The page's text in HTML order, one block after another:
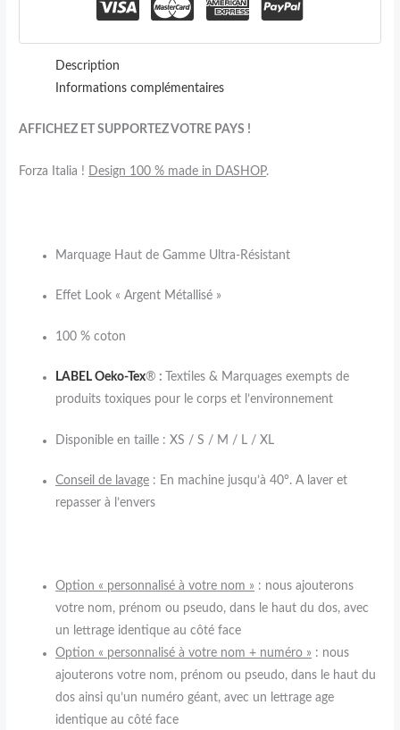
Description
Informations complémentaires
AFFICHEZ ET SUPPORTEZ VOTRE PAYS !
Forza Italia ! Design 100 % made in DASHOP.
Marquage Haut de Gamme Ultra-Résistant
Effet Look « Argent Métallisé »
100 % coton
LABEL Oeko-Tex® :
Textiles & Marquages exempts de
produits toxiques pour le corps et l’environnement
Disponible en taille : XS / S / M / L / XL
Conseil de lavage : En machine jusqu’à 40°. A laver et
repasser à l’envers
Option « personnalisé à votre nom » : nous ajouterons
votre nom, prénom ou pseudo, dans le haut du dos, avec
un lettrage identique au côté face
Option « personnalisé à votre nom + numéro » : nous
ajouterons votre nom, prénom ou pseudo, dans le haut du
dos ainsi qu’un numéro géant, avec un lettrage age
identique au côté face